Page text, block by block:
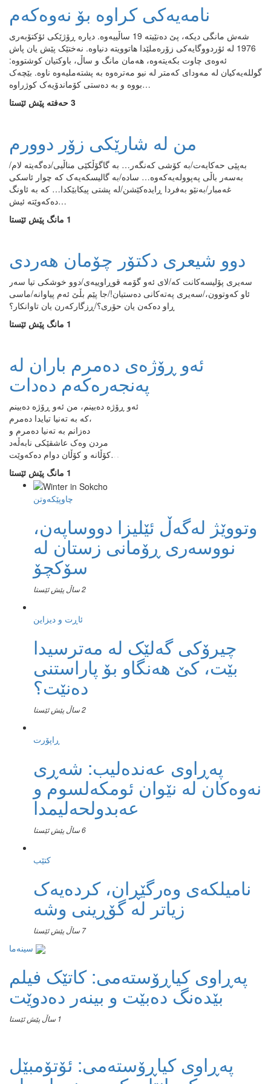
نامەیەکی کراوە بۆ نەوەکەم
شەش مانگی دیکە، پێ دەنێیتە 19 ساڵییەوە. دیارە ڕۆژێکی ئۆکتۆبەری
1976 لە ئۆردووگایەکی زۆرەملێدا هاتوویتە دنیاوە. نەختێک پێش یان پاش
ئەوەی چاوت بکەیتەوە، هەمان مانگ و ساڵ، باوکتیان کوشتووە:
گوللەیەکیان لە مەودای کەمتر لە نیو مەترەوە بە پشتەملیەوە ناوە. بێچەک
بووە و بە دەستی کۆماندۆیەک کوژراوە…
3 حەفتە پێش ئێستا
من له‌ شارێکی زۆر دوورم
به‌پێی حه‌کایه‌ت/به‌ کۆشی که‌نگه‌ر‌‌… به‌ گاگۆڵکێی مناڵیی/ده‌گه‌یته‌ لام/
به‌سه‌ر باڵی په‌پووله‌یه‌که‌وه‌‌… ساده‌/به‌ گالیسکه‌یه‌ک که‌ چوار ئاسکی
غه‌مبار/به‌نێو به‌فردا ڕایده‌کێشن/له‌ پشتی پیکابێکدا… که‌ به‌ ئاونگ
ده‌که‌وێته‌ ئیش…
1 مانگ پێش ئێستا
دوو شیعری دکتۆر چۆمان هەردی
سەیری پۆلیسەکانت کە/لای ئەو گۆمە قوڕاوییەی/دوو خوشکی تیا سەر
ئاو کەوتوون،/سەیری پەتەکانی دەستیان!/جا پێم بڵێ ئەم پیاوانە/ماسی
ڕاو دەکەن یان حۆری؟/ڕزگارکەرن یان تاوانکار؟
1 مانگ پێش ئێستا
ئەو ڕۆژەی دەمرم باران لە
پەنجەرەکەم دەدات
ئەو ڕۆژە دەبینم، من ئەو ڕۆژە دەبینم
کە بە تەنیا تیایدا دەمرم،
دەزانم بە تەنیا دەمرم و
مردن وەک عاشقێکی نابەڵەد
کۆڵانە و کۆڵان دوام دەکەوێت…
1 مانگ پێش ئێستا
چاوپێکەوتن
وتووێژ لەگەڵ ئێلیزا دووساپەن،
نووسەری ڕۆمانی زستان لە
سۆکچۆ
2 ساڵ پێش ئێستا
ئاڕت و دیزاین
چیرۆکی گەلێک لە مەترسیدا
بێت، کێ هەنگاو بۆ پاراستنی
دەنێت؟
2 ساڵ پێش ئێستا
ڕاپۆرت
پەڕاوی عەندەلیب: شەڕی
نەوەکان لە نێوان ئومکەلسوم و
عەبدولحەلیمدا
6 ساڵ پێش ئێستا
کتێب
نامیلكه‌ی وەرگێڕان، کردەیەک
زیاتر لە گۆڕینی وشە
7 ساڵ پێش ئێستا
پەڕاوی کیاڕۆستەمی: کاتێک فیلم
بێدەنگ دەبێت و بینەر دەدوێت
1 ساڵ پێش ئێستا
پەڕاوی کیاڕۆستەمی: ئۆتۆمبێل